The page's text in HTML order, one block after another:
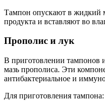
Тампон опускают в жидкий
продукта и вставляют во
Прополис и лук
В приготовлении тампонов
мазь прополиса. Эти
антибактериальное и
Для приготовления тампона: